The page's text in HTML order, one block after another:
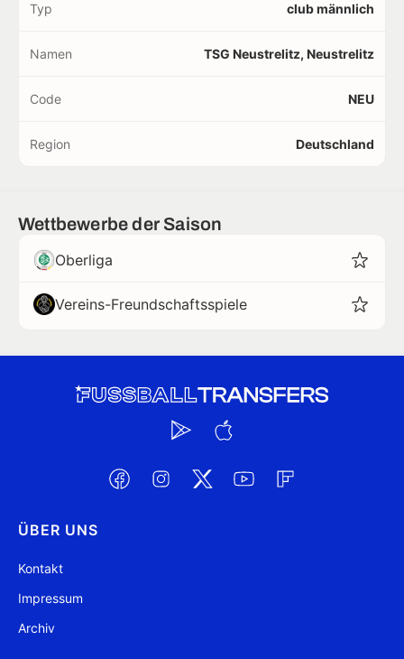
Typ club männlich
Namen TSG Neustrelitz, Neustrelitz
Code NEU
Region Deutschland
Wettbewerbe der Saison
Oberliga
Vereins-Freundschaftsspiele
ÜBER UNS
Kontakt
Impressum
Archiv